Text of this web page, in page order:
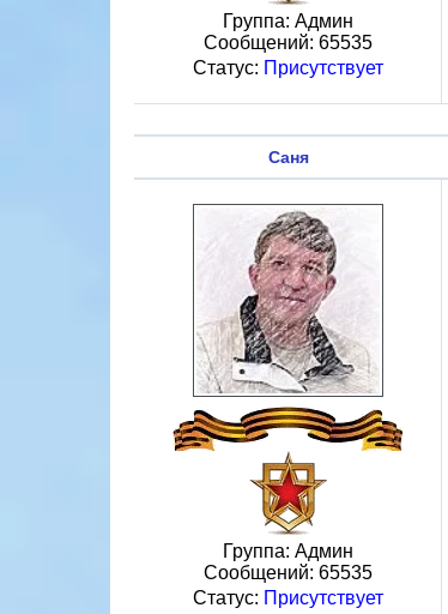
Группа: Админ
Сообщений: 65535
Статус: Присутствует
Саня
Группа: Админ
Сообщений: 65535
Статус: Присутствует